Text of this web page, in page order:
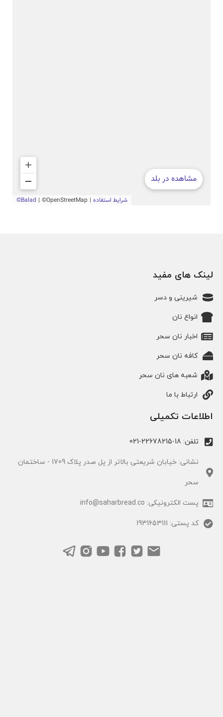
لینک های مفید
شیرینی و دسر
انواع نان
اخبار نان سحر
کافه نان سحر
شعبه های نان سحر
ارتباط با ما
اطلاعات تکمیلی
تلفن: 18-22678215-021
نشانی: خیابان شریعتی بالاتر از پل صدر پلاک 1709 - ساختمان
سحر
پست الکترونیکی: info@saharbread.co
کد پستی: 1931653111